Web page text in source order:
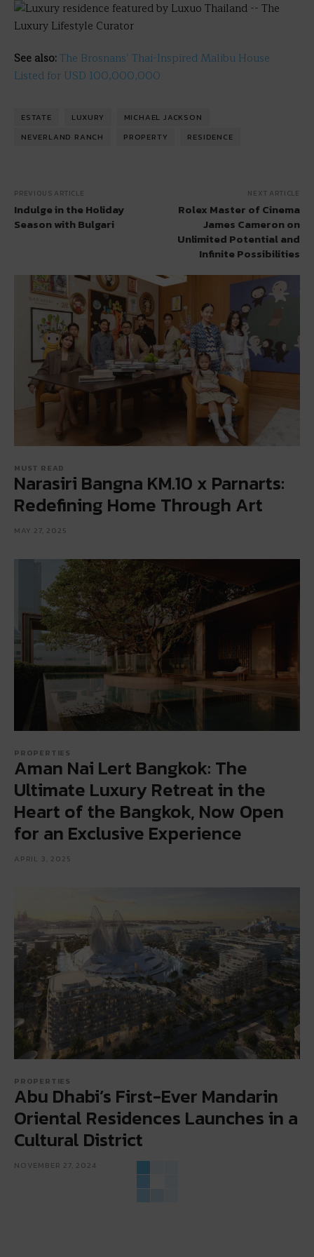
See also:The Brosnans’ Thai-Inspired Malibu House
Listed for USD 100,000,000
ESTATE LUXURY
MICHAEL JACKSON
NEVERLAND RANCH
PROPERTY RESIDENCE
PREVIOUS ARTICLE
Indulge in the Holiday
Season with Bulgari
NEXT ARTICLE
Rolex Master of Cinema
James Cameron on
Unlimited Potential and
Infinite Possibilities
MUST READ
Narasiri Bangna KM.10 x Parnarts:
Redefining Home Through Art
MAY 27, 2025
PROPERTIES
Aman Nai Lert Bangkok: The
Ultimate Luxury Retreat in the
Heart of the Bangkok, Now Open
for an Exclusive Experience
APRIL 3, 2025
PROPERTIES
Abu Dhabi’s First-Ever Mandarin
Oriental Residences Launches in a
Cultural District
NOVEMBER 27, 2024